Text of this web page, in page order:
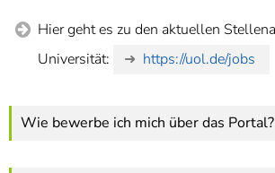
Hier geht es zu den aktuellen
Universität:
https://uol.de/jobs
Wie bewerbe ich mich über das Portal?